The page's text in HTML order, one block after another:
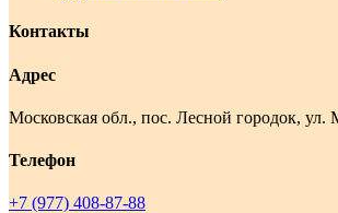
Контакты
Адрес
Московская обл., пос. Лесной городок, ул.
Телефон
+7 (977) 408-87-88